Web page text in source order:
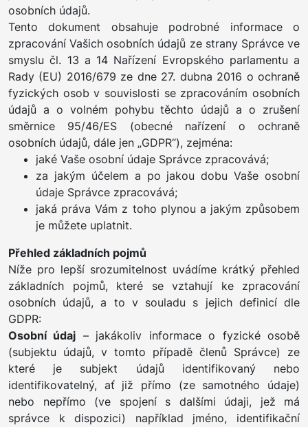
osobních údajů.
Tento dokument obsahuje podrobné informace o
zpracování Vašich osobních údajů ze strany Správce ve
smyslu čl. 13 a 14 Nařízení Evropského parlamentu a
Rady (EU) 2016/679 ze dne 27. dubna 2016 o ochraně
fyzických osob v souvislosti se zpracováním osobních
údajů a o volném pohybu těchto údajů a o zrušení
směrnice 95/46/ES (obecné nařízení o ochraně
osobních údajů, dále jen „GDPR“), zejména:
jaké Vaše osobní údaje Správce zpracovává;
za jakým účelem a po jakou dobu Vaše osobní
údaje Správce zpracovává;
jaká práva Vám z toho plynou a jakým způsobem
je můžete uplatnit.
Přehled základních pojmů
Níže pro lepší srozumitelnost uvádíme krátký přehled
základních pojmů, které se vztahují ke zpracování
osobních údajů, a to v souladu s jejich definicí dle
GDPR:
Osobní údaj – jakákoliv informace o fyzické osobě
(subjektu údajů, v tomto případě členů Správce) ze
které je subjekt údajů identifikovaný nebo
identifikovatelný, ať již přímo (ze samotného údaje)
nebo nepřímo (ve spojení s dalšími údaji, jež má
správce k dispozici) například jméno, identifikační